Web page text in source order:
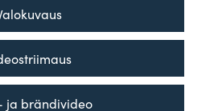
ja brändivideo